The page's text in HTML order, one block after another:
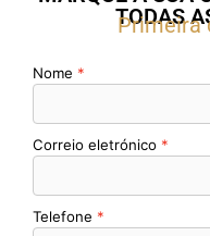
TODAS
Primeira
Nome
Correio eletrónico
Telefone